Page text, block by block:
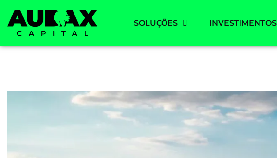
SOLUÇÕES INVESTIMENTOS